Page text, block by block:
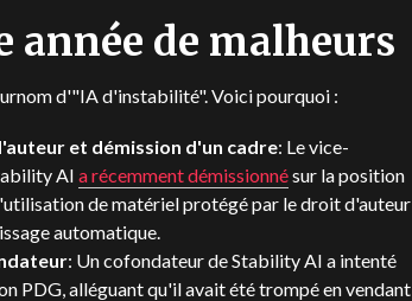
année de malheurs
d'"IA d'instabilité". Voici pourquoi :
et démission d'un cadre: Le vice-
AI a récemment démissionnésur la position
de matériel protégé par le droit d'auteur
automatique.
: Un cofondateur de Stability AI a intenté
PDG, alléguant qu'il avait été trompé en vendant